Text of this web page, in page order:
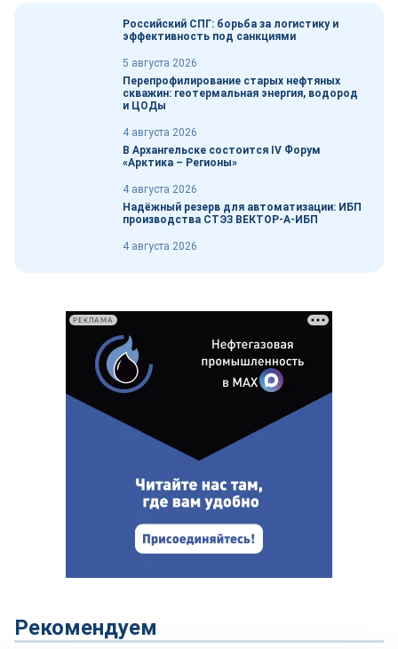
Российский СПГ: борьба за логистику и
эффективность под санкциями
5 августа 2026
Перепрофилирование старых нефтяных
скважин: геотермальная энергия, водород
и ЦОДы
4 августа 2026
В Архангельске состоится IV Форум
«Арктика – Регионы»
4 августа 2026
Надёжный резерв для автоматизации: ИБП
производства СТЭЗ ВЕКТОР-А-ИБП
4 августа 2026
РЕКЛАМА
Рекомендуем
Репортаж